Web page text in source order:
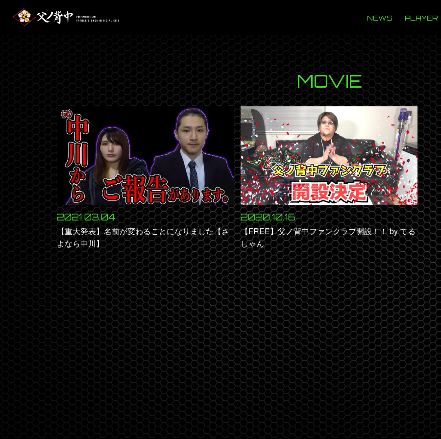
NEWS PLAYER
MOVIE
2021.03.04
【重大発表】名前が変わることになりました【さ
よなら中川】
2020.10.16
【FREE】父ノ背中ファンクラブ開設！！ by てる
しゃん